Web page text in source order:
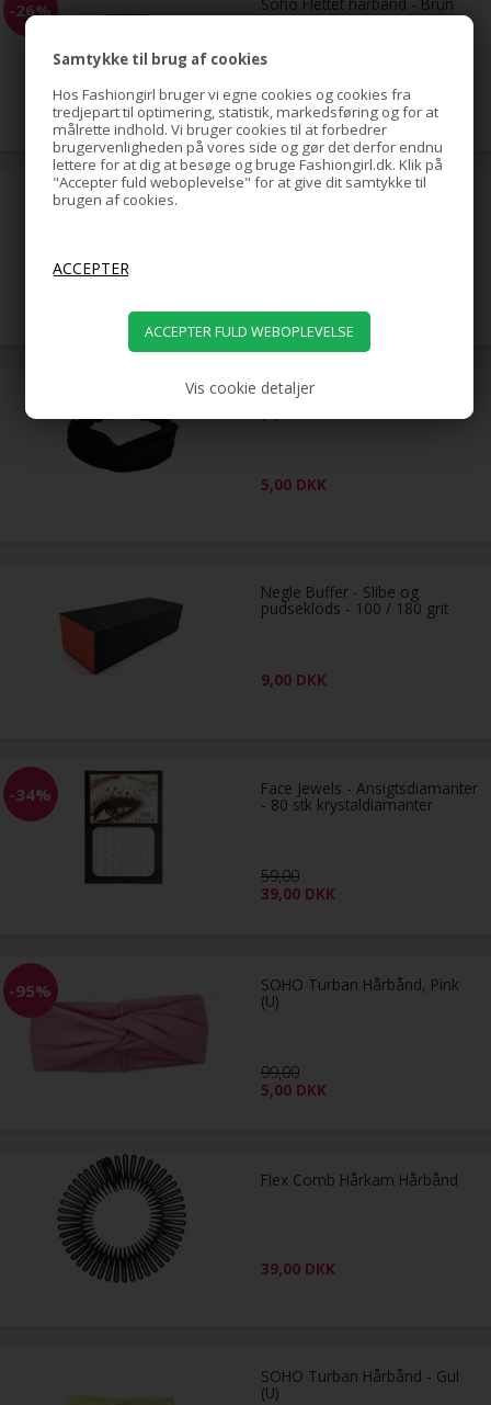
Samtykke til brug af cookies
Hos Fashiongirl bruger vi egne cookies og cookies fra
tredjepart til optimering, statistik, markedsføring og for at
målrette indhold. Vi bruger cookies til at forbedrer
brugervenligheden på vores side og gør det derfor endnu
lettere for at dig at besøge og bruge Fashiongirl.dk. Klik på
"Accepter fuld weboplevelse" for at give dit samtykke til
brugen af cookies.
Vis cookie detaljer
-26%
39,00
29,00DKK
Ribbed Twist Hårbånd - Sort
5,00 DKK
Negle Buffer - Slibe og
pudseklods - 100 / 180 grit
9,00 DKK
-34% Face Jewels - Ansigtsdiamanter
- 80 stk krystaldiamanter
59,00
39,00 DKK
-95% SOHO Turban Hårbånd, Pink
(U)
99,00
5,00 DKK
Flex Comb Hårkam Hårbånd
39,00 DKK
SOHO Turban Hårbånd - Gul
(U)